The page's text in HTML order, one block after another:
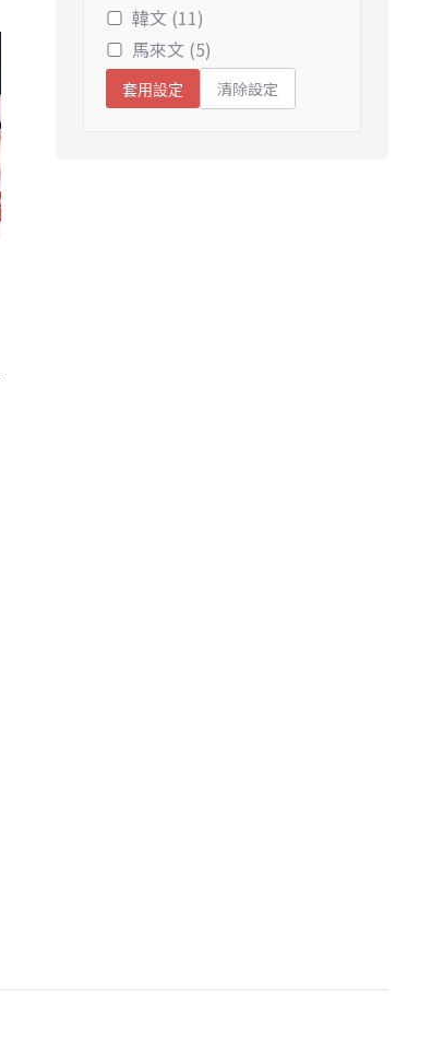
韓文 (11)
馬來文 (5)
套用設定 清除設定